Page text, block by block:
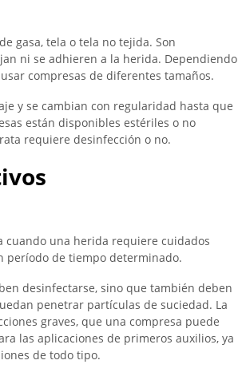
gasa, tela o tela no tejida. Son
ni se adhieren a la herida. Dependiendo
compresas de diferentes tamaños.
y se cambian con regularidad hasta que
están disponibles estériles o no
requiere desinfección o no.
cuando una herida requiere cuidados
período de tiempo determinado.
desinfectarse, sino que también deben
penetrar partículas de suciedad. La
graves, que una compresa puede
las aplicaciones de primeros auxilios, ya
de todo tipo.